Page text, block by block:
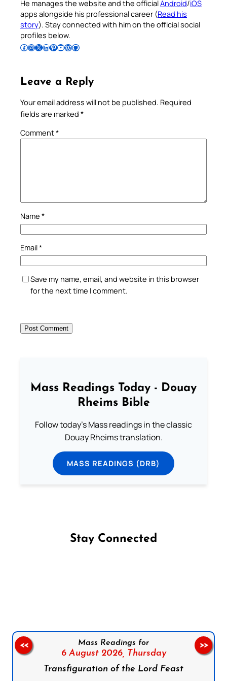
He manages the website and the officialAndroid/iOS
apps alongside his professional career (Read his
story). Stay connected with him on the official social
profiles below.
Follow Pradeep on Facebook Follow Pradeep on InstagramFollow Pradeep on X Follow Pradeep on LinkedIn Follow Pradeep on Pinterest Subscribe to Pradeep’s Youtube Channel Follow Pradeep on WordPress Follow Pradeep on GitHub
Leave a Reply
Your email address will not be published. Required
fields are marked *
Comment*
Name *
Email*
Save my name, email, and website in this browser
for the next time I comment.
Mass Readings Today - Douay
Rheims Bible
Follow today's Mass readings in the classic
Douay Rheims translation.
MASS READINGS (DRB)
Stay Connected
Mass Readings for
6 August 2026,
Thursday
Transfiguration of the Lord Feast
<< >>